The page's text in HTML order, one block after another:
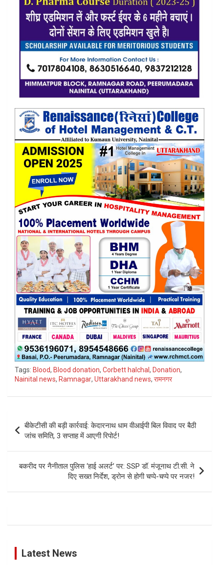
Tags: Blood, Blood donation, Corbett halchal, Donation,
Nainital news, Ramnagar, Uttarakhand news, रामनगर
Post
navigation
​बीकेटीसी की बड़ी कार्रवाई: केदारनाथ धाम वीआईपी बिल विवाद पर बैठी
जांच समिति, 3 सप्ताह में आएगी रिपोर्ट!
बकरीद पर नैनीताल पुलिस ‘हाई अलर्ट’ पर: SSP डॉ. मंजूनाथ टी.सी. ने
दिए सख्त निर्देश, ड्रोन से होगी चप्पे-चप्पे पर नजर!
Latest News